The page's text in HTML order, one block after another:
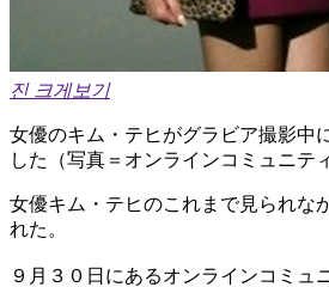
진 크게보기
女優のキム・テヒがグラビア撮影中
した（写真＝オンラインコミュニティ
女優キム・テヒのこれまで見られな
れた。
９月３０日にあるオンラインコミュ